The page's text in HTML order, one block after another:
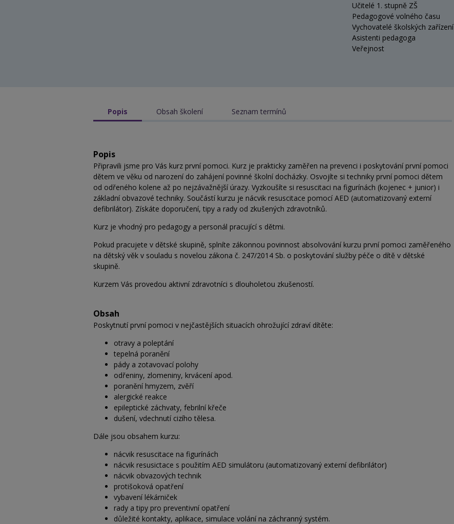
Učitelé 1. stupně ZŠ
Pedagogové volného času
Vychovatelé školských zařízení
Asistenti pedagoga
Veřejnost
Popis Obsah školení Seznam termínů
Popis
Připravili jsme pro Vás kurz první pomoci. Kurz je prakticky zaměřen na prevenci i poskytování první pomoci
dětem ve věku od narození do zahájení povinné školní docházky. Osvojíte si techniky první pomoci dětem
od odřeného kolene až po nejzávažnější úrazy. Vyzkoušíte si resuscitaci na figurínách (kojenec + junior) i
základní obvazové techniky. Součástí kurzu je nácvik resuscitace pomocí AED (automatizovaný externí
defibrilátor). Získáte doporučení, tipy a rady od zkušených zdravotníků.
Kurz je vhodný pro pedagogy a personál pracující s dětmi.
Pokud pracujete v dětské skupině, splníte zákonnou povinnost absolvování kurzu první pomoci zaměřeného
na dětský věk v souladu s novelou zákona č. 247/2014 Sb. o poskytování služby péče o dítě v dětské
skupině.
Kurzem Vás provedou aktivní zdravotníci s dlouholetou zkušeností.
Obsah
Poskytnutí první pomoci v nejčastějších situacích ohrožující zdraví dítěte:
otravy a poleptání
tepelná poranění
pády a zotavovací polohy
odřeniny, zlomeniny, krvácení apod.
poranění hmyzem, zvěří
alergické reakce
epileptické záchvaty, febrilní křeče
dušení, vdechnutí cizího tělesa.
Dále jsou obsahem kurzu:
nácvik resuscitace na figurínách
nácvik resusictace s použitím AED simulátoru (automatizovaný externí defibrilátor)
nácvik obvazových technik
protišoková opatření
vybavení lékárniček
rady a tipy pro preventivní opatření
důležité kontakty, aplikace, simulace volání na záchranný systém.